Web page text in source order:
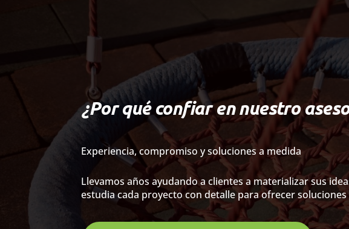
¿Por qué confiar en nuestro
Experiencia, compromiso y soluciones a medida
Llevamos años ayudando a clientes a materializar sus
estudia cada proyecto con detalle para ofrecer